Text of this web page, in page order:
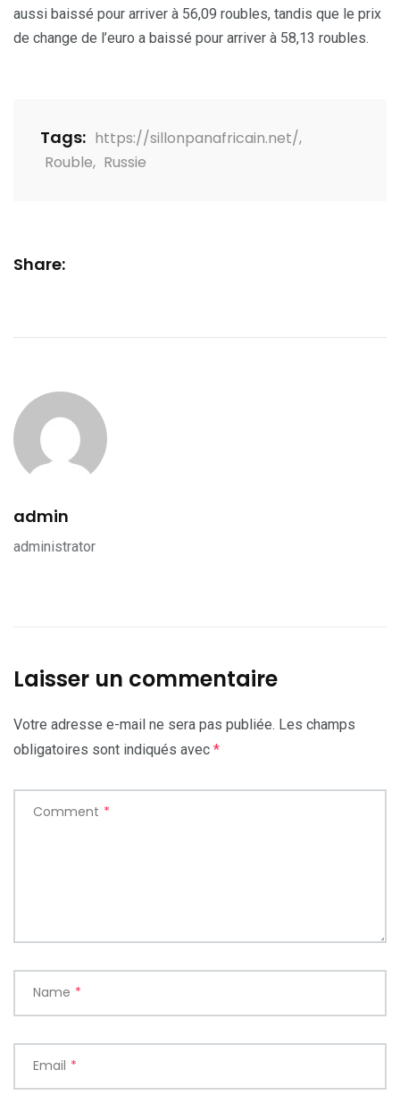
aussi baissé pour arriver à 56,09 roubles, tandis que le prix
de change de l’euro a baissé pour arriver à 58,13 roubles.
Tags: https://sillonpanafricain.net/,
Rouble, Russie
Share:
admin
administrator
Laisser un commentaire
Votre adresse e-mail ne sera pas publiée. Les champs
obligatoires sont indiqués avec *
Comment *
Name *
Email *